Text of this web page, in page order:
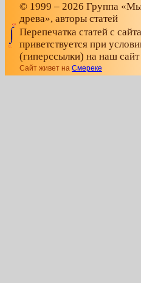
© 1999 – 2026 Группа
древа», авторы статей
Перепечатка статей с сайта
приветствуется при
(гиперссылки) на наш сайт
Сайт живет на Смереке